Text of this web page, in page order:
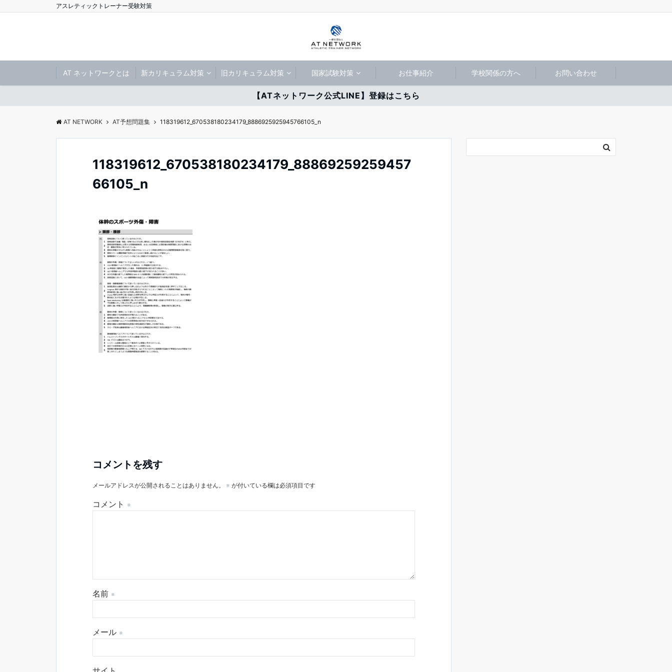
アスレティックトレーナー受験対策
AT ネットワークとは 新カリキュラム対策 旧カリキュラム対策 国家試験対策 お仕事紹介 学校関係の方へ お問い合わせ
【ATネットワーク公式LINE】登録はこちら
AT NETWORK AT予想問題集 118319612_670538180234179_8886925925945766105_n
118319612_670538180234179_88869259259457
66105_n
コメントを残す
メールアドレスが公開されることはありません。 ※ が付いている欄は必須項目です
コメント ※
名前 ※
メール ※